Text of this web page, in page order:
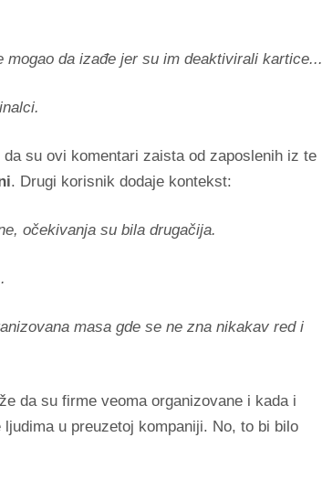
mogao da izađe jer su im deaktivirali kartice...
su ovi komentari zaista od zaposlenih iz te
. Drugi korisnik dodaje kontekst:
očekivanja su bila drugačija.
masa gde se ne zna nikakav red i
da su firme veoma organizovane i kada i
u preuzetoj kompaniji. No, to bi bilo